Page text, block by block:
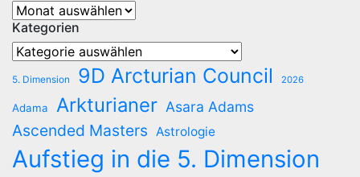
Archiv
Kategorien
Kategorien
5. Dimension 9D Arcturian Council 2026
Adama Arkturianer Asara Adams
Ascended Masters Astrologie
Aufstieg in die 5. Dimension